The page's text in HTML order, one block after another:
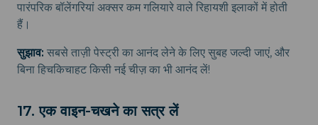
पारंपरिक बॉलेंगरियां अक्सर कम गलियारे वाले रिहायशी इलाकों में होती
हैं।
सुझाव: सबसे ताज़ी पेस्ट्री का आनंद लेने के लिए सुबह जल्दी जाएं, और
बिना हिचकिचाहट किसी नई चीज़ का भी आनंद लें!
17. एक वाइन-चखने का सत्र लें